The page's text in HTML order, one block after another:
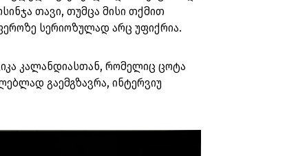
თავი, თუმცა მისი თქმით
სერიოზულად არც უფიქრია.
კალანდიასთან, რომელიც ცოტა
გაემგზავრა, ინტერვიუ